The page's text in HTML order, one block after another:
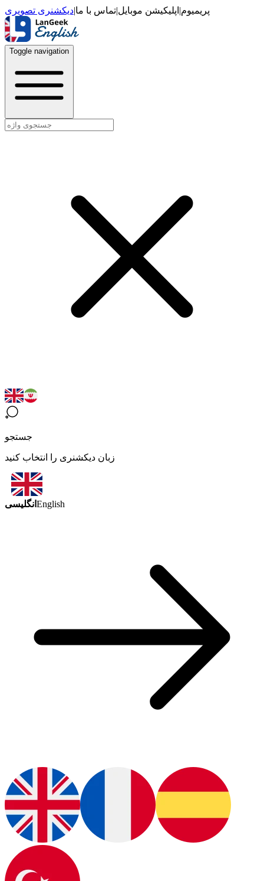
پریمیوم| اپلیکیشن موبایل|تماس با ما|دیکشنری تصویری
Toggle navigation
جستجو
زبان دیکشنری را انتخاب کنید
انگلیسی English